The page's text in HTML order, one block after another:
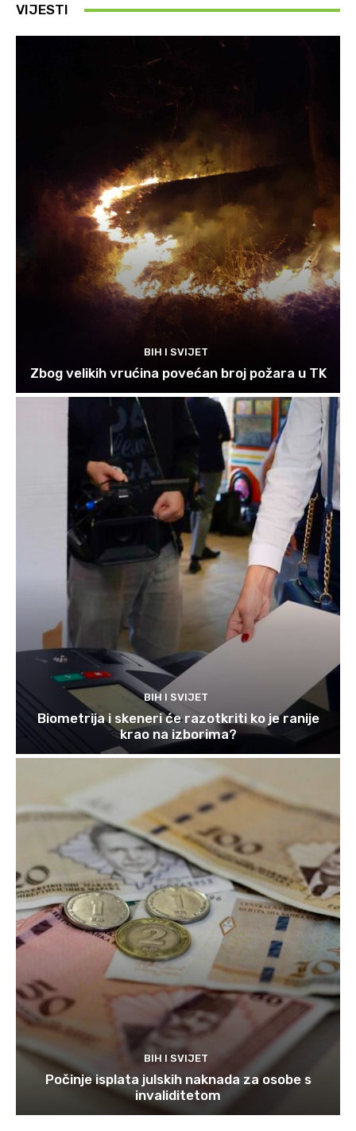
VIJESTI
BIH I SVIJET
Zbog velikih vrućina povećan broj požara u TK
BIH I SVIJET
Biometrija i skeneri će razotkriti ko je ranije
krao na izborima?
BIH I SVIJET
Počinje isplata julskih naknada za osobe s
invaliditetom